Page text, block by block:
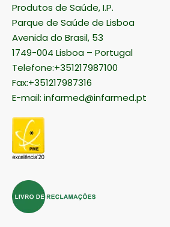
Produtos de Saúde, I.P.
Parque de Saúde de Lisboa
Avenida do Brasil, 53
1749-004 Lisboa – Portugal
Telefone:+351217987100
Fax:+351217987316
E-mail: infarmed@infarmed.pt